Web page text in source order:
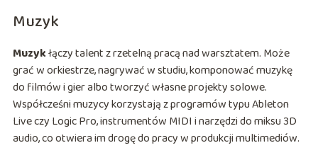
Muzyk
Muzykłączy talent z rzetelną pracą nad warsztatem. Może
grać w orkiestrze, nagrywać w studiu, komponować muzykę
do filmów i gier albo tworzyć własne projekty solowe.
Współcześni muzycy korzystają z programów typu Ableton
Live czy Logic Pro, instrumentów MIDI i narzędzi do miksu 3D
audio, co otwiera im drogę do pracy w produkcji multimediów.